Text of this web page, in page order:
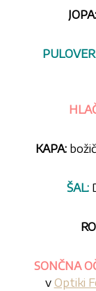
JOPA:
KAPA:
ŠAL:
SONČNA
v Optiki